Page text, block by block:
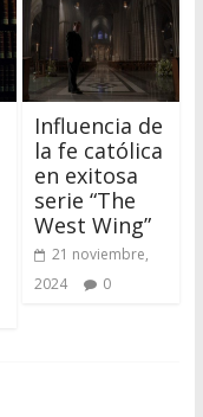
Influencia de
la fe católica
en exitosa
serie “The
West Wing”
21 noviembre,
2024
0